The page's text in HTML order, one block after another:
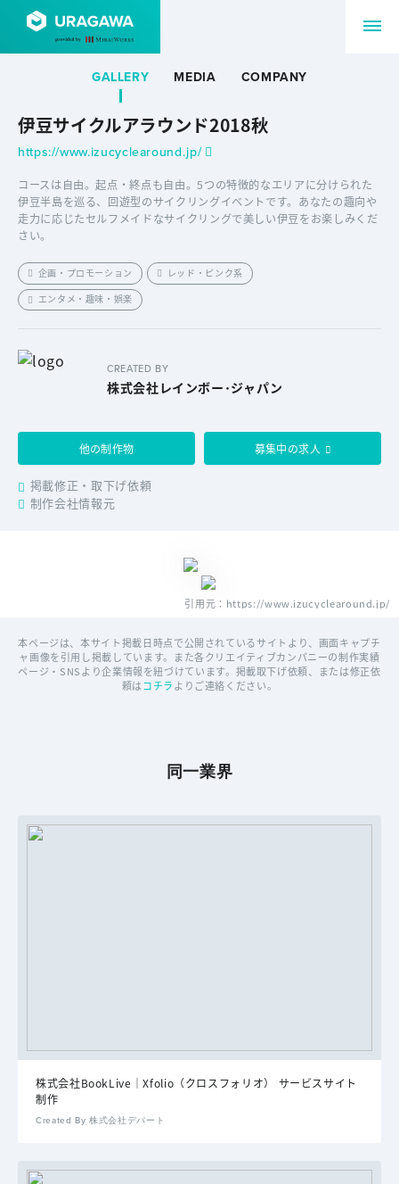
GALLERY MEDIA COMPANY
伊豆サイクルアラウンド2018秋
https://www.izucyclearound.jp/
コースは自由。起点・終点も自由。5つの特徴的なエリアに分けられた
伊豆半島を巡る、回遊型のサイクリングイベントです。あなたの趣向や
走力に応じたセルフメイドなサイクリングで美しい伊豆をお楽しみくだ
さい。
企画・プロモーション
レッド・ピンク系
エンタメ・趣味・娯楽
CREATED BY
株式会社レインボー･ジャパン
他の制作物 募集中の求人
掲載修正・取下げ依頼
制作会社情報元
引用元：https://www.izucyclearound.jp/
本ページは、本サイト掲載日時点で公開されているサイトより、画面キャプチ
ャ画像を引用し掲載しています。また各クリエイティブカンパニーの制作実績
ページ・SNSより企業情報を紐づけています。掲載取下げ依頼、または修正依
頼はコチラよりご連絡ください。
同一業界
株式会社BookLive｜Xfolio（クロスフォリオ） サービスサイト
制作
Created By 株式会社デパート